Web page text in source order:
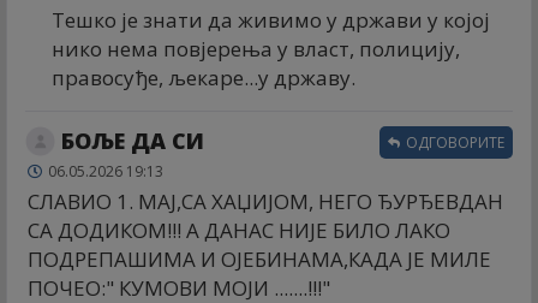
Тешко је знати да живимо у држави у којој
нико нема повјерења у власт, полицију,
правосуђе, љекаре...у државу.
БОЉЕ ДА СИ
06.05.2026 19:13
СЛАВИО 1. МАЈ,СА ХАЏИЈОМ, НЕГО ЂУРЂЕВДАН
СА ДОДИКОМ!!! А ДАНАС НИЈЕ БИЛО ЛАКО
ПОДРЕПАШИМА И ОЈЕБИНАМА,КАДА ЈЕ МИЛЕ
ПОЧЕО:" КУМОВИ МОЈИ .......!!!"
ОДГОВОРИТЕ